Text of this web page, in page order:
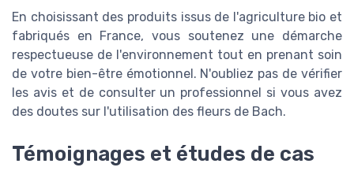
En choisissant des produits issus de l'agriculture bio et
fabriqués en France, vous soutenez une démarche
respectueuse de l'environnement tout en prenant soin
de votre bien-être émotionnel. N'oubliez pas de vérifier
les avis et de consulter un professionnel si vous avez
des doutes sur l'utilisation des fleurs de Bach.
Témoignages et études de cas